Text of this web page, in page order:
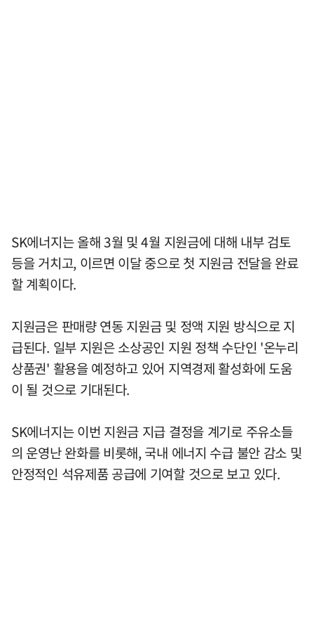
SK에너지는 올해 3월 및 4월 지원금에 대해 내부 검토
등을 거치고, 이르면 이달 중으로 첫 지원금 전달을 완료
할 계획이다.
지원금은 판매량 연동 지원금 및 정액 지원 방식으로 지
급된다. 일부 지원은 소상공인 지원 정책 수단인 '온누리
상품권' 활용을 예정하고 있어 지역경제 활성화에 도움
이 될 것으로 기대된다.
SK에너지는 이번 지원금 지급 결정을 계기로 주유소들
의 운영난 완화를 비롯해, 국내 에너지 수급 불안 감소 및
안정적인 석유제품 공급에 기여할 것으로 보고 있다.